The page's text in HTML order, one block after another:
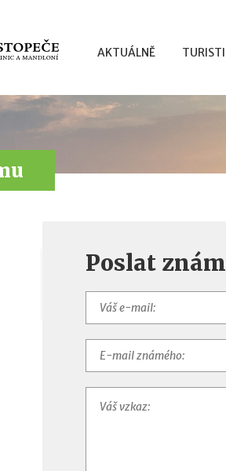
AKTUÁLNĚ
Poslat